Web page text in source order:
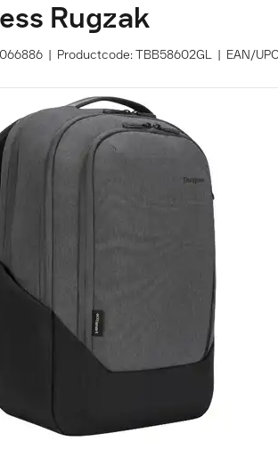
Rugzak
| Productcode: TBB58602GL | EAN/